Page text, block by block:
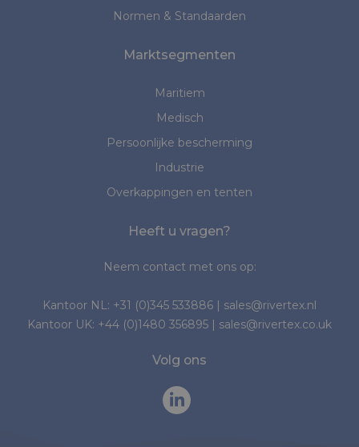
Normen & Standaarden
Marktsegmenten
Maritiem
Medisch
Persoonlijke bescherming
Industrie
Overkappingen en tenten
Heeft u vragen?
Neem contact met ons op:
Kantoor NL: +31 (0)345 533886 | sales@rivertex.nl
Kantoor UK: +44 (0)1480 356895 | sales@rivertex.co.uk
Volg ons